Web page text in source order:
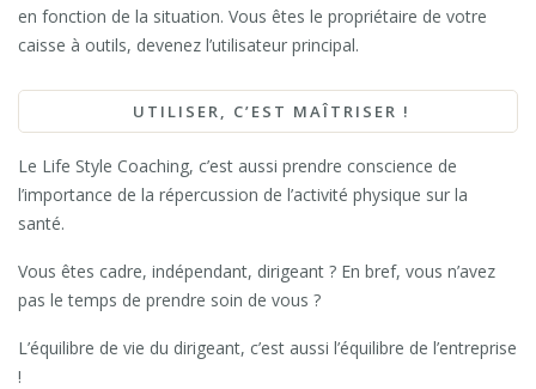
en fonction de la situation. Vous êtes le propriétaire de votre
caisse à outils, devenez l’utilisateur principal.
UTILISER, C’EST MAÎTRISER !
Le Life Style Coaching, c’est aussi prendre conscience de
l’importance de la répercussion de l’activité physique sur la
santé.
Vous êtes cadre, indépendant, dirigeant ? En bref, vous n’avez
pas le temps de prendre soin de vous ?
L’équilibre de vie du dirigeant, c’est aussi l’équilibre de l’entreprise
!